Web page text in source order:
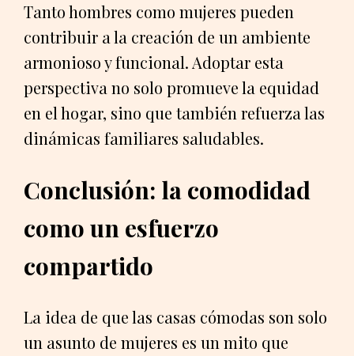
Tanto hombres como mujeres pueden
contribuir a la creación de un ambiente
armonioso y funcional. Adoptar esta
perspectiva no solo promueve la equidad
en el hogar, sino que también refuerza las
dinámicas familiares saludables.
Conclusión: la comodidad
como un esfuerzo
compartido
La idea de que las casas cómodas son solo
un asunto de mujeres es un mito que